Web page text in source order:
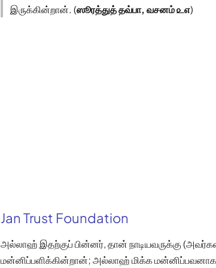
இருக்கின்றான். (ஸூரத்துத் தவ்பா, வசனம் ௨௭)
Jan Trust Foundation
அல்லாஹ் இதற்குப் பின்னர், தான் நாடியவருக்கு
மன்னிப்பளிக்கின்றான்; அல்லாஹ் மிக்க